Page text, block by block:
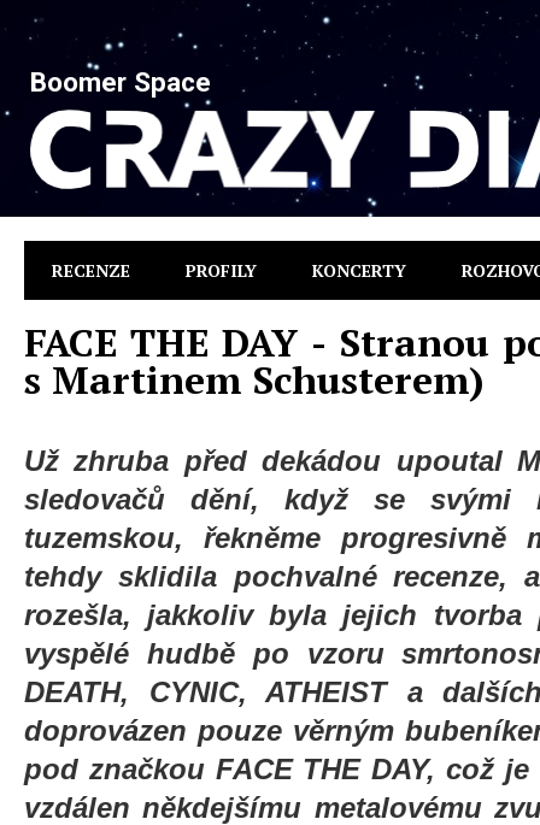
Boomer Space
RECENZE PROFILY KONCERTY
FACE THE DAY - Stranou
s Martinem Schusterem)
Už zhruba před dekádou upoutal
sledovačů dění, když se svými
tuzemskou, řekněme progresivně
tehdy sklidila pochvalné recenze,
rozešla, jakkoliv byla jejich tvorba
vyspělé hudbě po vzoru
DEATH, CYNIC, ATHEIST a
doprovázen pouze věrným
pod značkou FACE THE DAY, což
vzdálen někdejšímu metalovému